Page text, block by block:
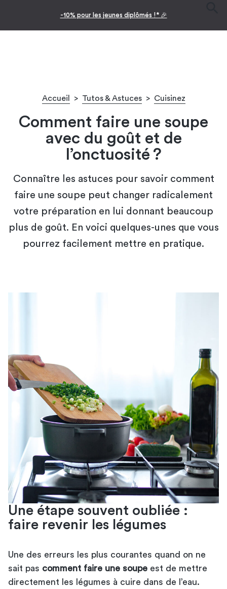
-10% pour les jeunes diplômés !* 🎉
Accueil > Tutos & Astuces > Cuisinez
Comment faire une soupe
avec du goût et de
l’onctuosité ?
Connaître les astuces pour savoir comment
faire une soupe peut changer radicalement
votre préparation en lui donnant beaucoup
plus de goût. En voici quelques-unes que vous
pourrez facilement mettre en pratique.
Une étape souvent oubliée :
faire revenir les légumes
Une des erreurs les plus courantes quand on ne
sait pas comment faire une soupe est de mettre
directement les légumes à cuire dans de l’eau.